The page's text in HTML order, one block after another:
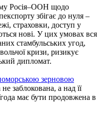
Росія–ООН щодо
збігає до нуля –
страховки, доступ у
нові. У цих умовах вся
стамбульських угод,
кризи, ризикує
дипломат.
зерновою
заблокована, а над її
має бути продовжена в